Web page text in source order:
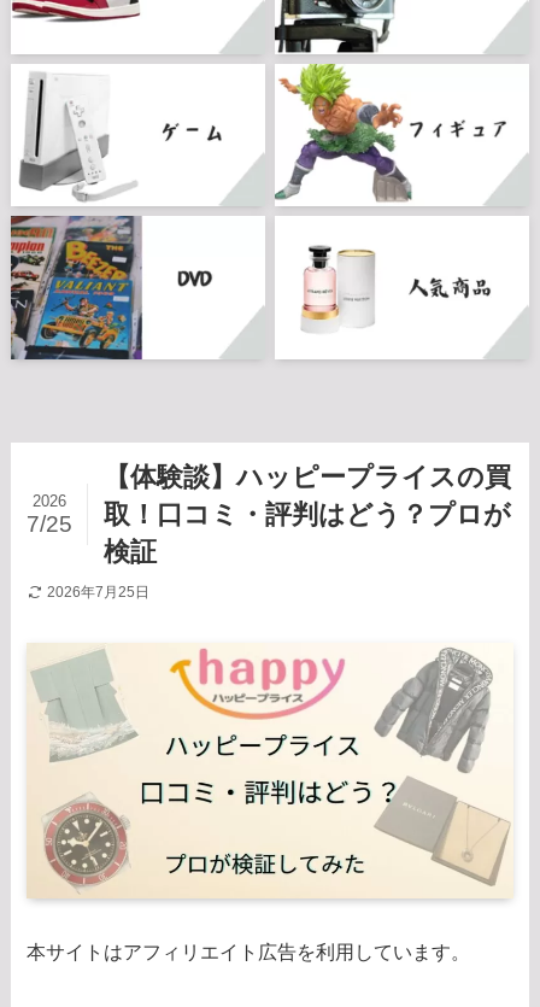
【体験談】ハッピープライスの買
取！口コミ・評判はどう？プロが
検証
2026
7/25
2026年7月25日
本サイトはアフィリエイト広告を利用しています。